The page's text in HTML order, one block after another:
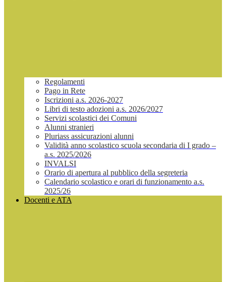
Regolamenti
Pago in Rete
Iscrizioni a.s. 2026-2027
Libri di testo adozioni a.s. 2026/2027
Servizi scolastici dei Comuni
Alunni stranieri
Pluriass assicurazioni alunni
Validità anno scolastico scuola secondaria di I grado –
a.s. 2025/2026
INVALSI
Orario di apertura al pubblico della segreteria
Calendario scolastico e orari di funzionamento a.s.
2025/26
Docenti e ATA